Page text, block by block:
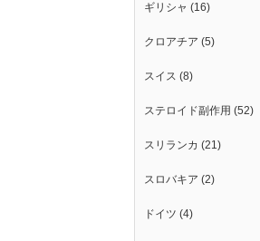
ギリシャ (16)
クロアチア (5)
スイス (8)
ステロイド副作用 (52)
スリランカ (21)
スロバキア (2)
ドイツ (4)